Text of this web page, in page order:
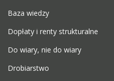
Baza wiedzy
Dopłaty i renty strukturalne
Do wiary, nie do wiary
Drobiarstwo